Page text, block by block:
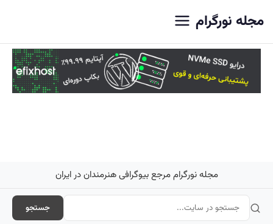
مجله نورگرام
مجله نورگرام مرجع بیوگرافی هنرمندان در ایران
جستجو